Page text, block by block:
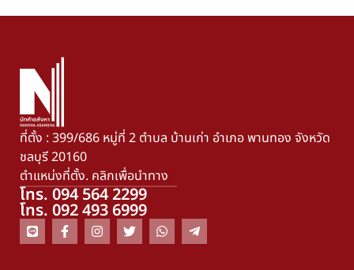
ที่ตั้ง : 399/686 หมู่ที่ 2 ตำบล บ้านเก่า อำเภอ พานทอง จังหวัด
ชลบุรี 20160
ตำแหน่งที่ตั้ง. คลิกเพื่อนำทาง
โทร. 094 564 2299
โทร. 092 493 6999